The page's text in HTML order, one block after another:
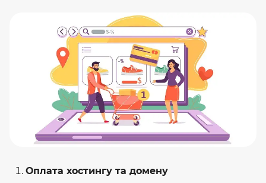
Оплата хостингу та домену